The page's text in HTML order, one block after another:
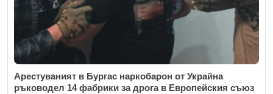
Арестуваният в Бургас наркобарон от Украйна
ръководел 14 фабрики за дрога в Европейския съюз